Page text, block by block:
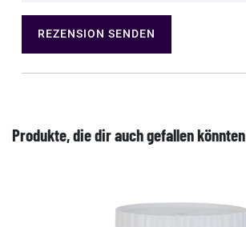
REZENSION SENDEN
Produkte, die dir auch gefallen könnten